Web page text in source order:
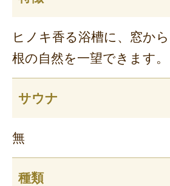
いて
ヒノキ香る浴槽に、窓か
根の自然を一望できます。
サウナ
無
種類